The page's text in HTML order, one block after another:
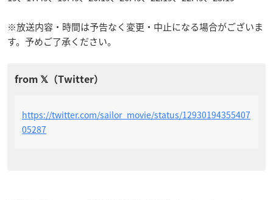
※放送内容・時間は予告なく変更・中止になる場合がございま
す。予めご了承ください。
https://twitter.com/sailor_movie/status/12930194355407
05287